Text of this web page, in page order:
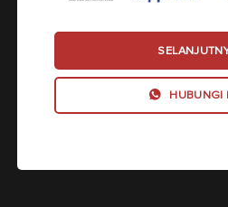
HUBUNGI